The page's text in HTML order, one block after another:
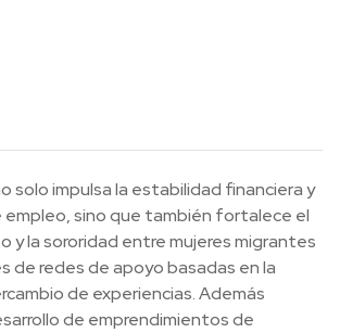
solo impulsa la estabilidad financiera y
empleo, sino que también fortalece el
y la sororidad entre mujeres migrantes
de redes de apoyo basadas en la
de experiencias. Además
de emprendimientos de